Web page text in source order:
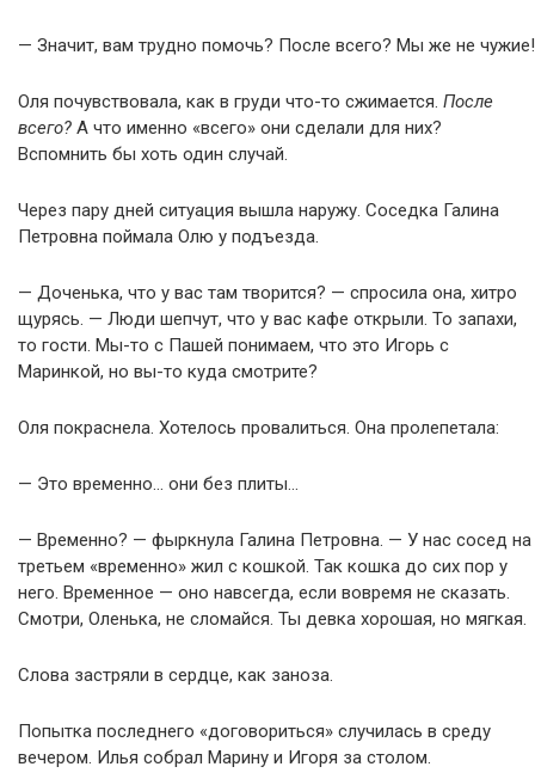
— Значит, вам трудно помочь? После всего? Мы же не чужие!
Оля почувствовала, как в груди что-то сжимается. После
всего? А что именно «всего» они сделали для них?
Вспомнить бы хоть один случай.
Через пару дней ситуация вышла наружу. Соседка Галина
Петровна поймала Олю у подъезда.
— Доченька, что у вас там творится? — спросила она, хитро
щурясь. — Люди шепчут, что у вас кафе открыли. То запахи,
то гости. Мы-то с Пашей понимаем, что это Игорь с
Маринкой, но вы-то куда смотрите?
Оля покраснела. Хотелось провалиться. Она пролепетала:
— Это временно… они без плиты…
— Временно? — фыркнула Галина Петровна. — У нас сосед на
третьем «временно» жил с кошкой. Так кошка до сих пор у
него. Временное — оно навсегда, если вовремя не сказать.
Смотри, Оленька, не сломайся. Ты девка хорошая, но мягкая.
Слова застряли в сердце, как заноза.
Попытка последнего «договориться» случилась в среду
вечером. Илья собрал Марину и Игоря за столом.